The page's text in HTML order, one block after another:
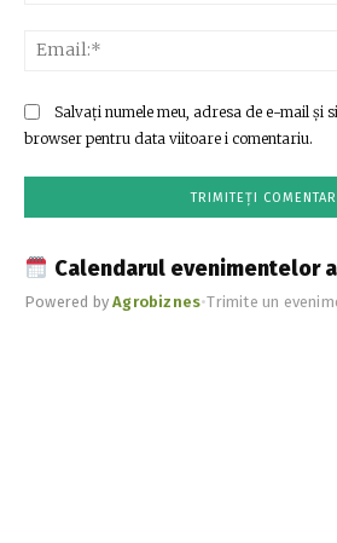
Salvați numele meu, adresa de e-mail și
browser pentru data viitoare i comentariu.
Calendarul evenimentelor
Powered byAgrobiznes•Trimite un